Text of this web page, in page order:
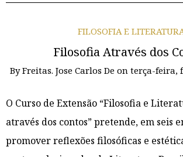
FILOSOFIA E
Filosofia Através dos
ByFreitas. Jose Carlos De on terça-feira,
O Curso de Extensão “Filosofia e
através dos contos” pretende, em seis
promover reflexões filosóficas e